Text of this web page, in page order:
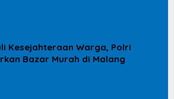
Kesejahteraan Warga, Polri
Bazar Murah di Malang